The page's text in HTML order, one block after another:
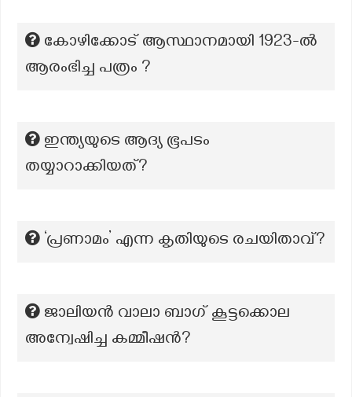
കോഴിക്കോട് ആസ്ഥാനമായി 1923-ൽ
ആരംഭിച്ച പത്രം ?
ഇന്ത്യയുടെ ആദ്യ ഭൂപടം
തയ്യാറാക്കിയത്?
‘പ്രണാമം’ എന്ന കൃതിയുടെ രചയിതാവ്?
ജാലിയൻ വാലാ ബാഗ് കൂട്ടക്കൊല
അന്വേഷിച്ച കമ്മീഷൻ?